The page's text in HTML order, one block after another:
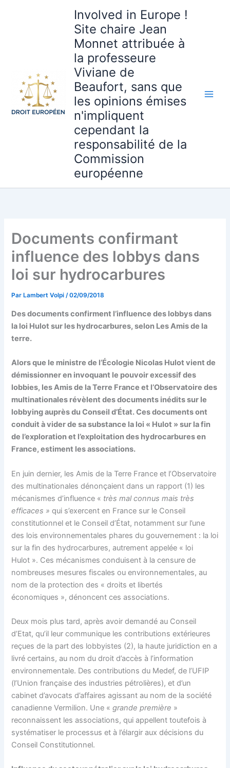
Involved in Europe !
Site chaire Jean
Monnet attribuée à
la professeure
Viviane de
Beaufort, sans que
les opinions émises
n'impliquent
cependant la
responsabilité de la
Commission
européenne
Documents confirmant
influence des lobbys dans
loi sur hydrocarbures
Par Lambert Volpi/02/09/2018
Des documents confirment l’influence des lobbys dans
la loi Hulot sur les hydrocarbures, selon Les Amis de la
terre.
Alors que le ministre de l’Écologie Nicolas Hulot vient de
démissionner en invoquant le pouvoir excessif des
lobbies, les Amis de la Terre France et l’Observatoire des
multinationales révèlent des documents inédits sur le
lobbying auprès du Conseil d’État. Ces documents ont
conduit à vider de sa substance la loi « Hulot » sur la fin
de l’exploration et l’exploitation des hydrocarbures en
France, estiment les associations.
En juin dernier, les Amis de la Terre France et l’Observatoire
des multinationales dénonçaient dans un rapport (1) les
mécanismes d’influence « très mal connus mais très
efficaces » qui s’exercent en France sur le Conseil
constitutionnel et le Conseil d’État, notamment sur l’une
des lois environnementales phares du gouvernement : la loi
sur la fin des hydrocarbures, autrement appelée « loi
Hulot ». Ces mécanismes conduisent à la censure de
nombreuses mesures fiscales ou environnementales, au
nom de la protection des « droits et libertés
économiques », dénoncent ces associations.
Deux mois plus tard, après avoir demandé au Conseil
d’Etat, qu’il leur communique les contributions extérieures
reçues de la part des lobbyistes (2), la haute juridiction en a
livré certains, au nom du droit d’accès à l’information
environnementale. Des contributions du Medef, de l’UFIP
(l’Union française des industries pétrolières), et d’un
cabinet d’avocats d’affaires agissant au nom de la société
canadienne Vermilion. Une «grande première »
reconnaissent les associations, qui appellent toutefois à
systématiser le processus et à l’élargir aux décisions du
Conseil Constitutionnel.